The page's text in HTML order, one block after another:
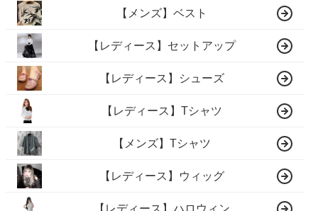
【メンズ】ベスト
【レディース】セットアップ
【レディース】シューズ
【レディース】Tシャツ
【メンズ】Tシャツ
【レディース】ウィッグ
【レディース】ハロウィン